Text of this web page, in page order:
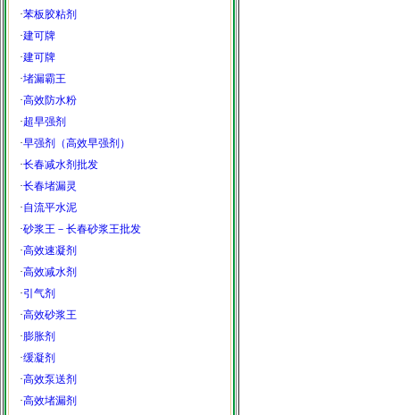
·苯板胶粘剂
·建可牌
·建可牌
·堵漏霸王
·高效防水粉
·超早强剂
·早强剂（高效早强剂）
·长春减水剂批发
·长春堵漏灵
·自流平水泥
·砂浆王－长春砂浆王批发
·高效速凝剂
·高效减水剂
·引气剂
·高效砂浆王
·膨胀剂
·缓凝剂
·高效泵送剂
·高效堵漏剂